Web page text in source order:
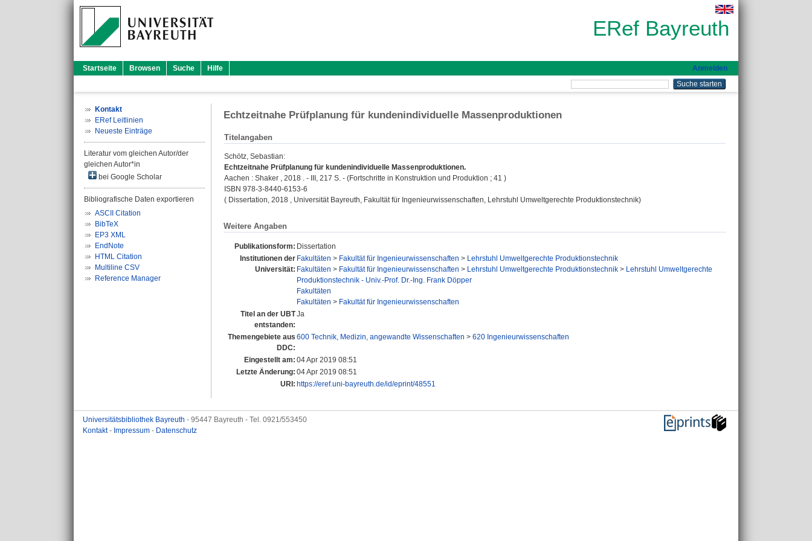
ERef Bayreuth
Startseite Browsen Suche Hilfe Anmelden
Kontakt
ERef Leitlinien
Neueste Einträge
Literatur vom gleichen Autor/der
gleichen Autor*in
bei Google Scholar
Bibliografische Daten exportieren
ASCII Citation
BibTeX
EP3 XML
EndNote
HTML Citation
Multiline CSV
Reference Manager
Echtzeitnahe Prüfplanung für kundenindividuelle Massenproduktionen
Titelangaben
Schötz, Sebastian:
Echtzeitnahe Prüfplanung für kundenindividuelle Massenproduktionen.
Aachen : Shaker , 2018 . - III, 217 S. - (Fortschritte in Konstruktion und Produktion ; 41 )
ISBN 978-3-8440-6153-6
( Dissertation, 2018 , Universität Bayreuth, Fakultät für Ingenieurwissenschaften, Lehrstuhl Umweltgerechte Produktionstechnik)
Weitere Angaben
Publikationsform: Dissertation
Institutionen der
Universität:
Fakultäten > Fakultät für Ingenieurwissenschaften > Lehrstuhl Umweltgerechte Produktionstechnik
Fakultäten > Fakultät für Ingenieurwissenschaften > Lehrstuhl Umweltgerechte Produktionstechnik > Lehrstuhl Umweltgerechte
Produktionstechnik - Univ.-Prof. Dr.-Ing. Frank Döpper
Fakultäten
Fakultäten > Fakultät für Ingenieurwissenschaften
Titel an der UBT
entstanden:
Ja
Themengebiete aus
DDC:
600 Technik, Medizin, angewandte Wissenschaften > 620 Ingenieurwissenschaften
Eingestellt am: 04 Apr 2019 08:51
Letzte Änderung: 04 Apr 2019 08:51
URI: https://eref.uni-bayreuth.de/id/eprint/48551
Universitätsbibliothek Bayreuth - 95447 Bayreuth - Tel. 0921/553450
Kontakt- Impressum - Datenschutz